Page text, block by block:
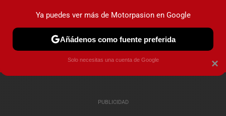
PRUEBAS COCHES ELÉCTRICOS OBSERVATORIO
×
Ya puedes ver más de Motorpasion en Google
Añádenos como fuente preferida
Solo necesitas una cuenta de Google